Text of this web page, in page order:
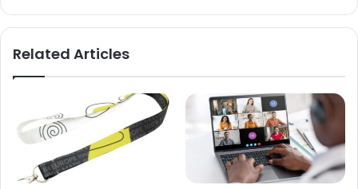
Related Articles